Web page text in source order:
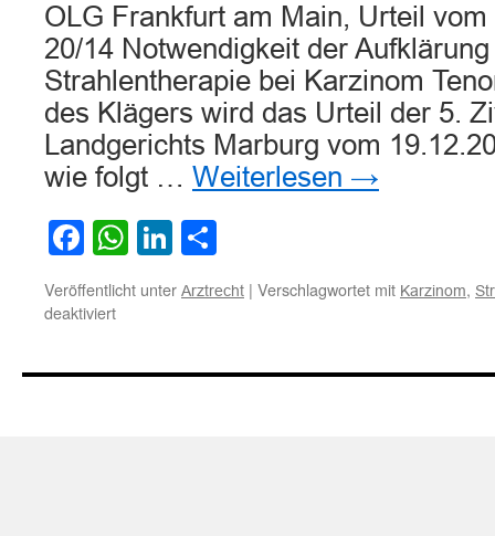
OLG Frankfurt am Main, Urteil
20/14 Notwendigkeit der
Strahlentherapie bei Karzinom
des Klägers wird das Urteil der 5.
Landgerichts Marburg vom
wie folgt … Weiterlesen →
Facebook
WhatsApp
LinkedIn
Veröffentlicht unter Arztrecht | Verschlagwortet mit Karzinom,
deaktiviertfür
Aufklärung